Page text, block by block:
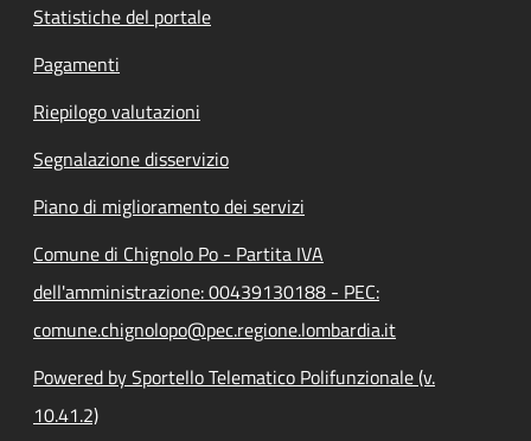
Statistiche del portale
Pagamenti
Riepilogo valutazioni
Segnalazione disservizio
Piano di miglioramento dei servizi
Comune di Chignolo Po - Partita IVA
dell'amministrazione: 00439130188 - PEC:
comune.chignolopo@pec.regione.lombardia.it
Powered by Sportello Telematico Polifunzionale (v.
10.41.2)